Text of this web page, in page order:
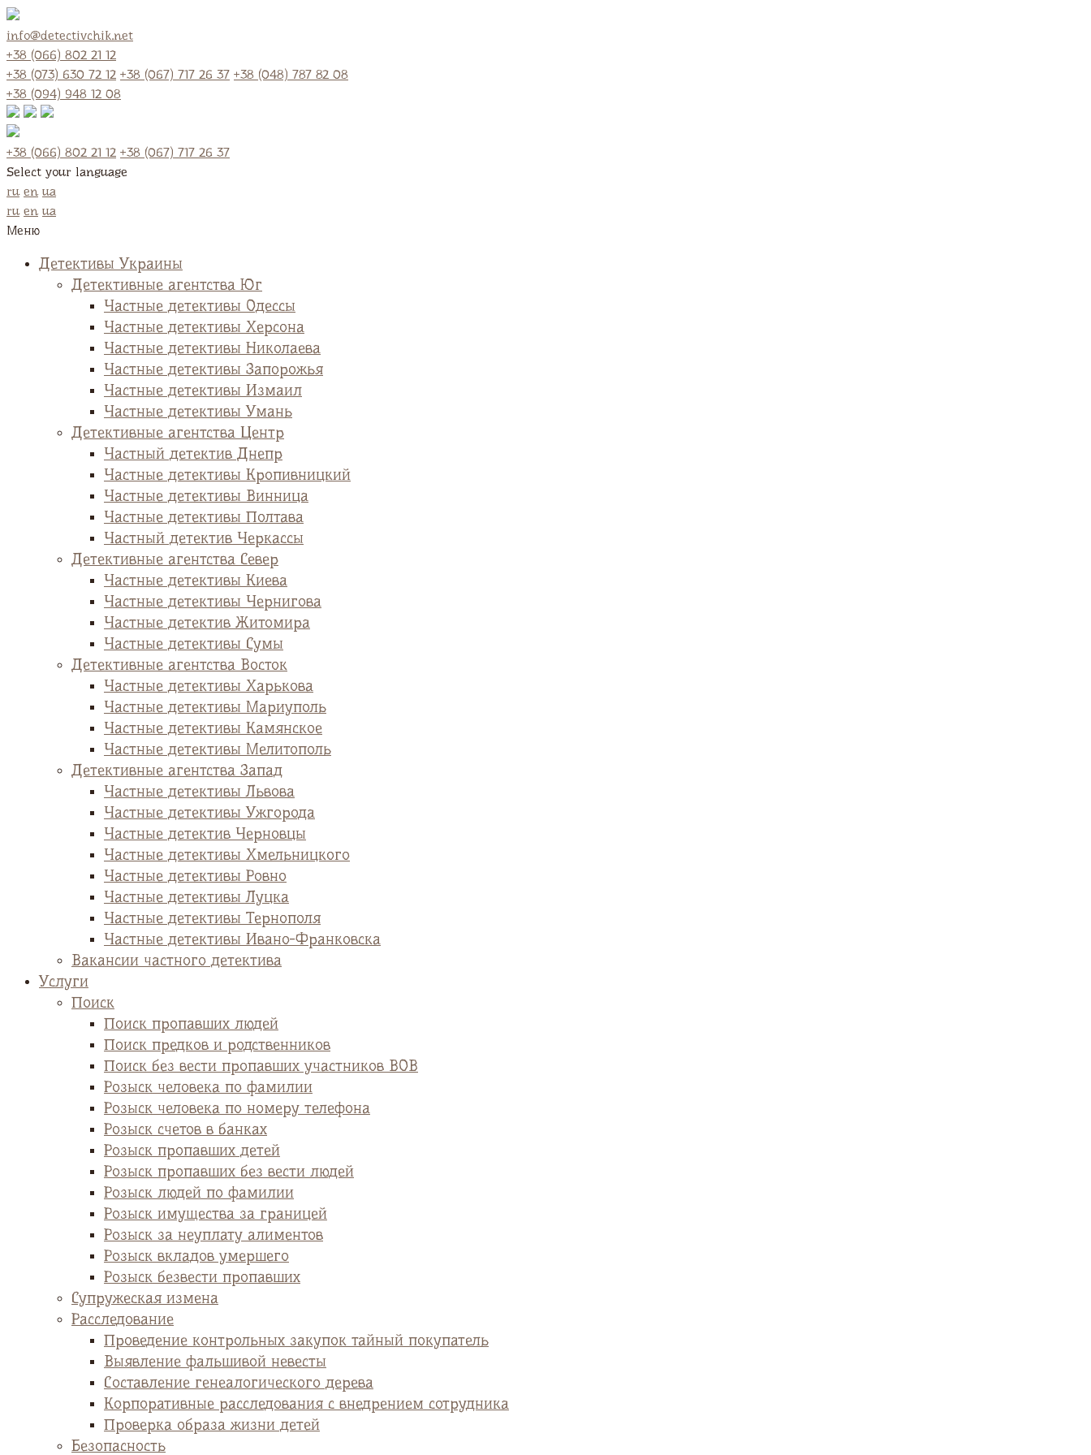
info@detectivchik.net
+38 (066) 802 21 12
+38 (073) 630 72 12 +38 (067) 717 26 37 +38 (048) 787 82 08
+38 (094) 948 12 08
+38 (066) 802 21 12 +38 (067) 717 26 37
Select your language
ru en ua
ru en ua
Меню
Детективы Украины
Детективные агентства Юг
Частные детективы Одессы
Частные детективы Херсона
Частные детективы Николаева
Частные детективы Запорожья
Частные детективы Измаил
Частные детективы Умань
Детективные агентства Центр
Частный детектив Днепр
Частные детективы Кропивницкий
Частные детективы Винница
Частные детективы Полтава
Частный детектив Черкассы
Детективные агентства Север
Частные детективы Киева
Частные детективы Чернигова
Частные детектив Житомира
Частные детективы Сумы
Детективные агентства Восток
Частные детективы Харькова
Частные детективы Мариуполь
Частные детективы Камянское
Частные детективы Мелитополь
Детективные агентства Запад
Частные детективы Львова
Частные детективы Ужгорода
Частные детектив Черновцы
Частные детективы Хмельницкого
Частные детективы Ровно
Частные детективы Луцка
Частные детективы Тернополя
Частные детективы Ивано-Франковска
Вакансии частного детектива
Услуги
Поиск
Поиск пропавших людей
Поиск предков и родственников
Поиск без вести пропавших участников ВОВ
Розыск человека по фамилии
Розыск человека по номеру телефона
Розыск счетов в банках
Розыск пропавших детей
Розыск пропавших без вести людей
Розыск людей по фамилии
Розыск имущества за границей
Розыск за неуплату алиментов
Розыск вкладов умершего
Розыск безвести пропавших
Супружеская измена
Расследование
Проведение контрольных закупок тайный покупатель
Выявление фальшивой невесты
Cоставление генеалогического дерева
Корпоративные расследования с внедрением сотрудника
Проверка образа жизни детей
Безопасность